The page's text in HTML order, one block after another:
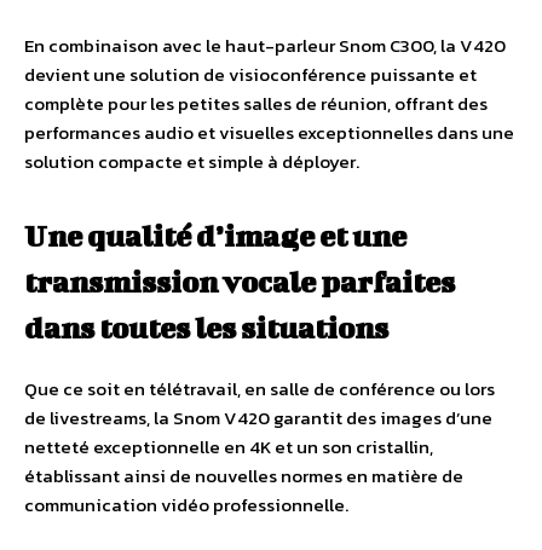
En combinaison avec le haut-parleur Snom C300, la V420
devient une solution de visioconférence puissante et
complète pour les petites salles de réunion, offrant des
performances audio et visuelles exceptionnelles dans une
solution compacte et simple à déployer.
Une qualité d’image et une
transmission vocale parfaites
dans toutes les situations
Que ce soit en télétravail, en salle de conférence ou lors
de livestreams, la Snom V420 garantit des images d’une
netteté exceptionnelle en 4K et un son cristallin,
établissant ainsi de nouvelles normes en matière de
communication vidéo professionnelle.